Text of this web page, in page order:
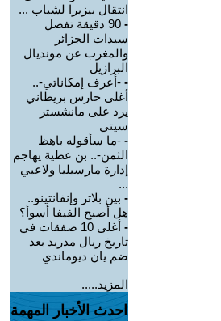
انتقال بيزيرا لشباب ...
-
90 دقيقة تفصل
سيدات الجزائر
والمغرب عن مونديال
البرازيل
- -أعرف إمكاناتي-..
أغلى حارس بريطاني
يرد على مانشستر
سيتي
- -ما سأقوله باهظ
الثمن-.. بن عطية يهاجم
إدارة مارسيليا ولاعبي
...
- بين بلاتر وإنفانتينو..
هل أصبح الفيفا أسوأ؟
-
أغلى 10 صفقات في
تاريخ ريال مدريد بعد
ضم يان ديوماندي
المزيد.....
احدث الأخبار المهمة